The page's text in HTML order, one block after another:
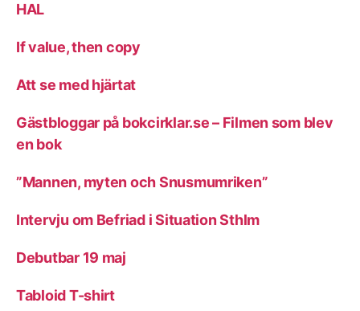
HAL
If value, then copy
Att se med hjärtat
Gästbloggar på bokcirklar.se – Filmen som blev
en bok
”Mannen, myten och Snusmumriken”
Intervju om Befriad i Situation Sthlm
Debutbar 19 maj
Tabloid T-shirt